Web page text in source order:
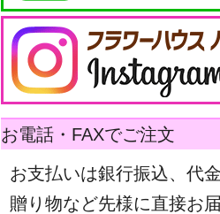
お電話・FAXでご注文
お支払いは銀行振込、代
贈り物など先様に直接お